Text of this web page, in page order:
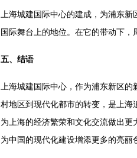
上海城建国际中心的建成，为浦东
国际舞台上的地位。在它的带动下，
五、结语
上海城建国际中心，作为浦东新区
村地区到现代化都市的转变，是上海
为上海的经济繁荣和文化交流做出更
为中国的现代化建设增添更多的亮丽